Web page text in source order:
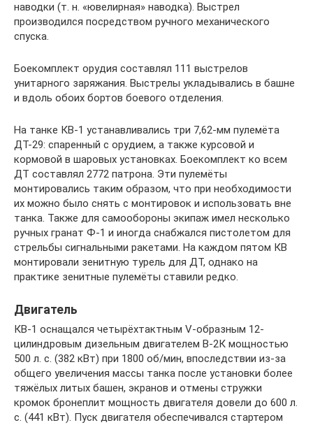
наводки (т. н. «ювелирная» наводка). Выстрел
производился посредством ручного механического
спуска.
Боекомплект орудия составлял 111 выстрелов
унитарного заряжания. Выстрелы укладывались в башне
и вдоль обоих бортов боевого отделения.
На танке КВ-1 устанавливались три 7,62-мм пулемёта
ДТ-29: спаренный с орудием, а также курсовой и
кормовой в шаровых установках. Боекомплект ко всем
ДТ составлял 2772 патрона. Эти пулемёты
монтировались таким образом, что при необходимости
их можно было снять с монтировок и использовать вне
танка. Также для самообороны экипаж имел несколько
ручных гранат Ф-1 и иногда снабжался пистолетом для
стрельбы сигнальными ракетами. На каждом пятом КВ
монтировали зенитную турель для ДТ, однако на
практике зенитные пулемёты ставили редко.
Двигатель
КВ-1 оснащался четырёхтактным V-образным 12-
цилиндровым дизельным двигателем В-2К мощностью
500 л. с. (382 кВт) при 1800 об/мин, впоследствии из-за
общего увеличения массы танка после установки более
тяжёлых литых башен, экранов и отмены стружки
кромок бронеплит мощность двигателя довели до 600 л.
с. (441 кВт). Пуск двигателя обеспечивался стартером